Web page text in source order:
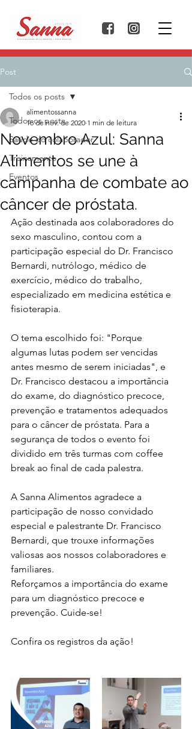
Post
Todos os posts
Saúde do colaborador
Treinamento
Eventos
Todos os posts
Novembro Azul: Sanna
Alimentos se une à
campanha de combate ao
câncer de próstata.
alimentossanna
18 de nov. de 2020 1 min de leitura
Ação destinada aos colaboradores do
sexo masculino, contou com a
participação especial do Dr. Francisco
Bernardi, nutrólogo, médico de
exercício, médico do trabalho,
especializado em medicina estética e
fisioterapia.
O tema escolhido foi: "Porque
algumas lutas podem ser vencidas
antes mesmo de serem iniciadas", e
Dr. Francisco destacou a importância
do exame, do diagnóstico precoce,
prevenção e tratamentos adequados
para o câncer de próstata. Para a
segurança de todos o evento foi
dividido em três turmas com coffee
break ao final de cada palestra.
A Sanna Alimentos agradece a
participação de nosso convidado
especial e palestrante Dr. Francisco
Bernardi, que trouxe informações
valiosas aos nossos colaboradores e
familiares.
Reforçamos a importância do exame
para um diagnóstico precoce e
prevenção. Cuide-se!
Confira os registros da ação!